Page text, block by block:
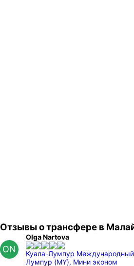
Отзывы о трансфере в
ON
Olga Nartova
Куала-Лумпур
Лумпур (MY), Мини эконом